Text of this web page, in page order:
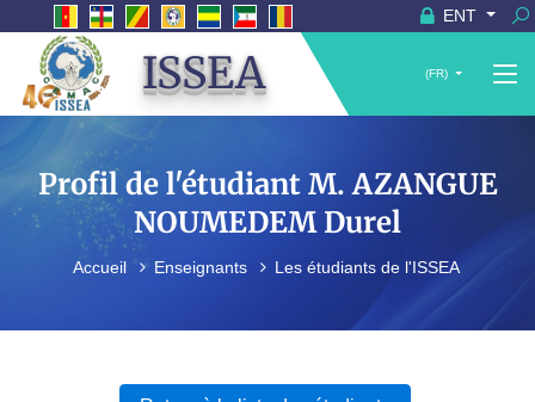
ENT
ISSEA (FR)
Profil de l'étudiant M. AZANGUE
NOUMEDEM Durel
Accueil Enseignants Les étudiants de l'ISSEA